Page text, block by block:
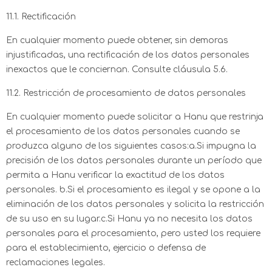
11.1. Rectificación
En cualquier momento puede obtener, sin demoras
injustificadas, una rectificación de los datos personales
inexactos que le conciernan. Consulte cláusula 5.6.
11.2. Restricción de procesamiento de datos personales
En cualquier momento puede solicitar a Hanu que restrinja
el procesamiento de los datos personales cuando se
produzca alguno de los siguientes casos:a.Si impugna la
precisión de los datos personales durante un período que
permita a Hanu verificar la exactitud de los datos
personales. b.Si el procesamiento es ilegal y se opone a la
eliminación de los datos personales y solicita la restricción
de su uso en su lugar.c.Si Hanu ya no necesita los datos
personales para el procesamiento, pero usted los requiere
para el establecimiento, ejercicio o defensa de
reclamaciones legales.